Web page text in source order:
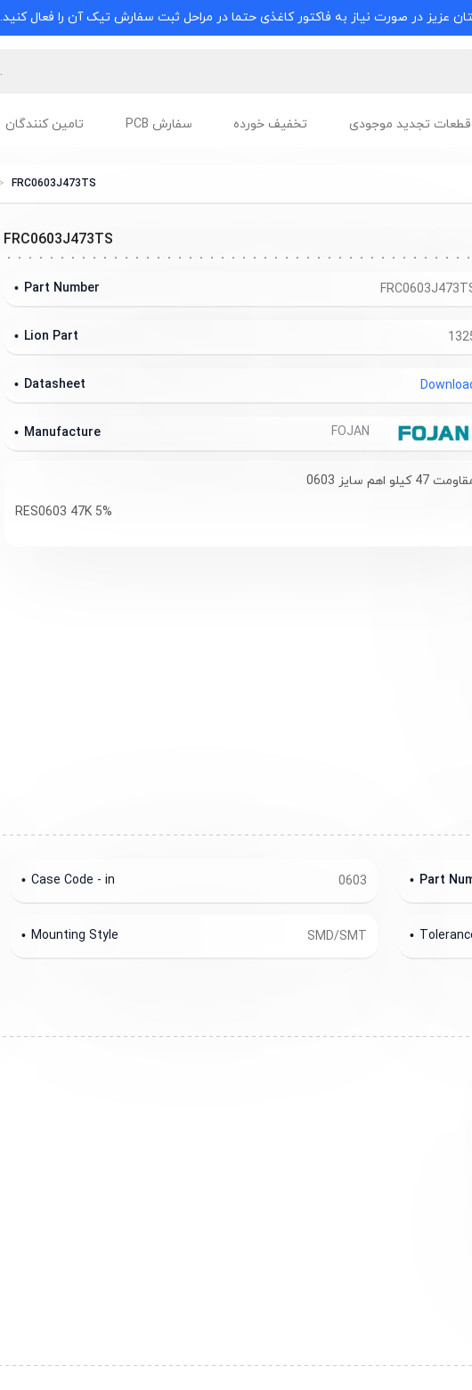
عزیز در صورت نیاز به فاکتور کاغذی حتما در مراحل ثبت سفارش تیک آن را فعال کنید.
قطعات تجدید موجودی تخفیف خورده سفارش PCB تامین کنندگان
FRC0603J473TS
FRC0603J473TS
Part Number
Lion Part
Datasheet
Manufacture
47 کیلو اهم سایز 0603
RES0603 47K 5%
Part
0603
Case Code - in
SMD/SMT
Mounting Style